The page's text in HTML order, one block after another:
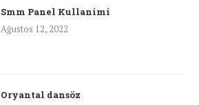
Smm Panel Kullanimi
Ağustos 12, 2022
Oryantal dansöz